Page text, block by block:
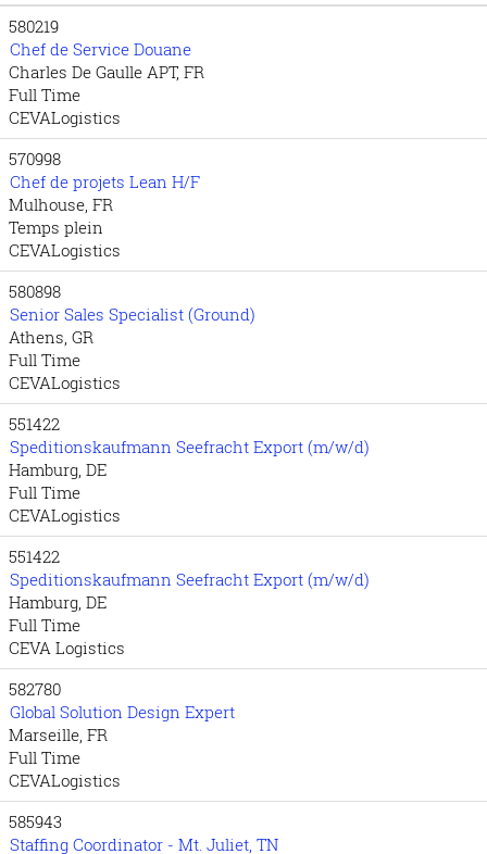
580219
Chef de Service Douane
Charles De Gaulle APT, FR
Full Time
CEVALogistics
570998
Chef de projets Lean H/F
Mulhouse, FR
Temps plein
CEVALogistics
580898
Senior Sales Specialist (Ground)
Athens, GR
Full Time
CEVALogistics
551422
Speditionskaufmann Seefracht Export (m/w/d)
Hamburg, DE
Full Time
CEVALogistics
551422
Speditionskaufmann Seefracht Export (m/w/d)
Hamburg, DE
Full Time
CEVA Logistics
582780
Global Solution Design Expert
Marseille, FR
Full Time
CEVALogistics
585943
Staffing Coordinator - Mt. Juliet, TN